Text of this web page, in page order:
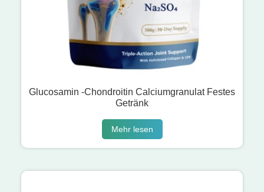
Glucosamin -Chondroitin Calciumgranulat Festes
Getränk
Mehr lesen